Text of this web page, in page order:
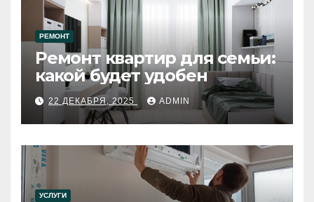
РЕМОНТ
Ремонт квартир для семьи:
какой будет удобен
22 ДЕКАБРЯ, 2025 ADMIN
УСЛУГИ